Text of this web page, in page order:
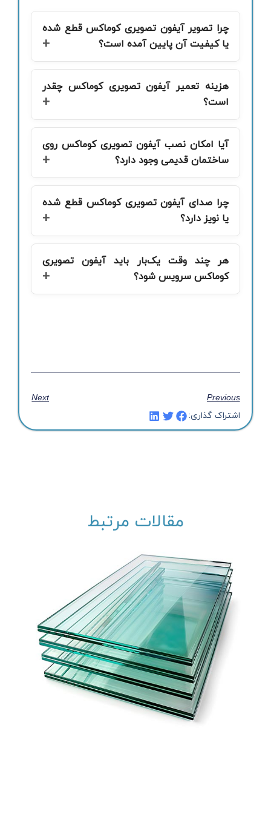
چرا تصویر آیفون تصویری کوماکس قطع شده
یا کیفیت آن پایین آمده است؟
هزینه تعمیر آیفون تصویری کوماکس چقدر
است؟
آیا امکان نصب آیفون تصویری کوماکس روی
ساختمان قدیمی وجود دارد؟
چرا صدای آیفون تصویری کوماکس قطع شده
یا نویز دارد؟
هر چند وقت یک‌بار باید آیفون تصویری
کوماکس سرویس شود؟
Previous
Next
اشتراک گذاری:
مقالات مرتبط